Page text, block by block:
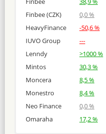
Finbee (CZK)
0,0 %
HeavyFinance
-50,6 %
IUVO Group
---
Lenndy
>1000 %
Mintos
30,3 %
Moncera
8,5 %
Monestro
8,4 %
Neo Finance
0,0 %
Omaraha
17,2 %